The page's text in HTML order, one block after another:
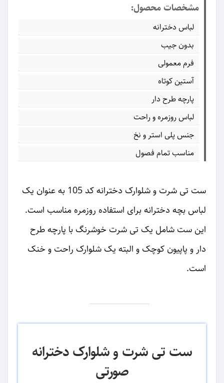
مشخصات محصول:
لباس دخترانه
بدون جیب
فرم معمولی
آستین کوتاه
پارچه طرح دار
لباس روزمره و راحت
جنس پلی استر و نخ
مناسب تمام فصول
ست تی شرت و شلوارک دخترانه کد 105 به عنوان یک
لباس بچه دخترانه برای استفاده روزمره مناسب است.
این ست شامل یک تی شرت خوشرنگ با پارچه طرح
دار و پاپیون کوچک و البته یک شلوارک راحت و خنک
است.
ست تی شرت و شلوارک دخترانه
صورتی